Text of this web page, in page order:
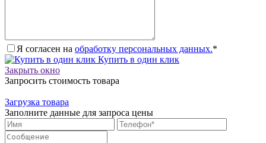
Я согласен на обработку персональных данных.*
Купить в один клик
Закрыть окно
Запросить стоимость товара
Загрузка товара
Заполните данные для запроса цены